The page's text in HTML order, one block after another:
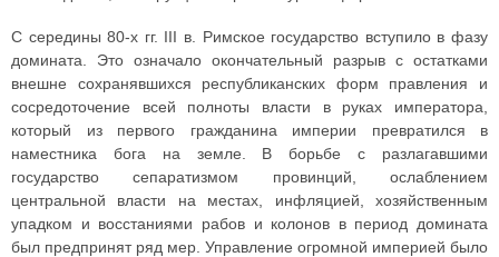
С середины 80-х гг. III в. Римское государство вступило в фазу
домината. Это означало окончательный разрыв с остатками
внешне сохранявшихся республиканских форм правления и
сосредоточение всей полноты власти в руках императора,
который из первого гражданина империи превратился в
наместника бога на земле. В борьбе с разлагавшими
государство сепаратизмом провинций, ослаблением
центральной власти на местах, инфляцией, хозяйственным
упадком и восстаниями рабов и колонов в период домината
был предпринят ряд мер. Управление огромной империей было